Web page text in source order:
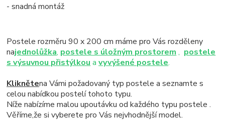
- snadná montáž
Postele rozměru 90 x 200 cm máme pro Vás rozděleny
najednolůžka, postele s úložným prostorem , postele
s výsuvnou přistýlkou avyvýšené postele.
Kliknětena Vámi požadovaný typ postele a seznamte s
celou nabídkou postelí tohoto typu.
Níže nabízíme malou upoutávku od každého typu postele .
Věříme,že si vyberete pro Vás nejvhodnější model.